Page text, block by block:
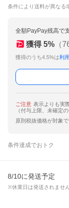
条件により送料が異なる
全額PayPay残高で
獲得 5% （
獲得のうち4.5%は利
ご注意 表示よりも実
（付与上限、未確定の
原則税抜価格が対象
条件達成でおトク
8/10に発送予定
※休業日は発送されません